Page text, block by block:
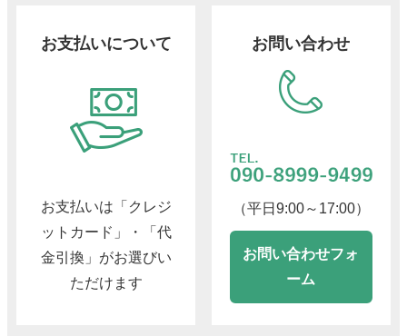
お支払いについて
お支払いは「クレジ
ットカード」・「代
金引換」がお選びい
ただけます
お問い合わせ
（平日9:00～17:00）
お問い合わせフォ
ーム